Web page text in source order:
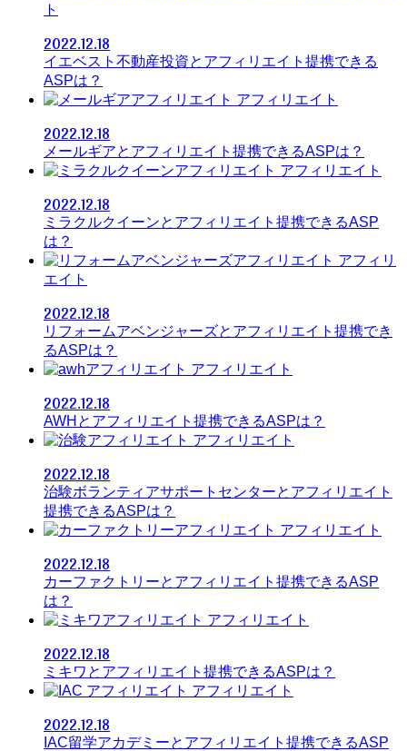
ト
2022.12.18
イエベスト不動産投資とアフィリエイト提携できる
ASPは？
アフィリエイト
2022.12.18
メールギアとアフィリエイト提携できるASPは？
アフィリエイト
2022.12.18
ミラクルクイーンとアフィリエイト提携できるASP
は？
アフィリ
エイト
2022.12.18
リフォームアベンジャーズとアフィリエイト提携でき
るASPは？
アフィリエイト
2022.12.18
AWHとアフィリエイト提携できるASPは？
アフィリエイト
2022.12.18
治験ボランティアサポートセンターとアフィリエイト
提携できるASPは？
アフィリエイト
2022.12.18
カーファクトリーとアフィリエイト提携できるASP
は？
アフィリエイト
2022.12.18
ミキワとアフィリエイト提携できるASPは？
アフィリエイト
2022.12.18
IAC留学アカデミーとアフィリエイト提携できるASP